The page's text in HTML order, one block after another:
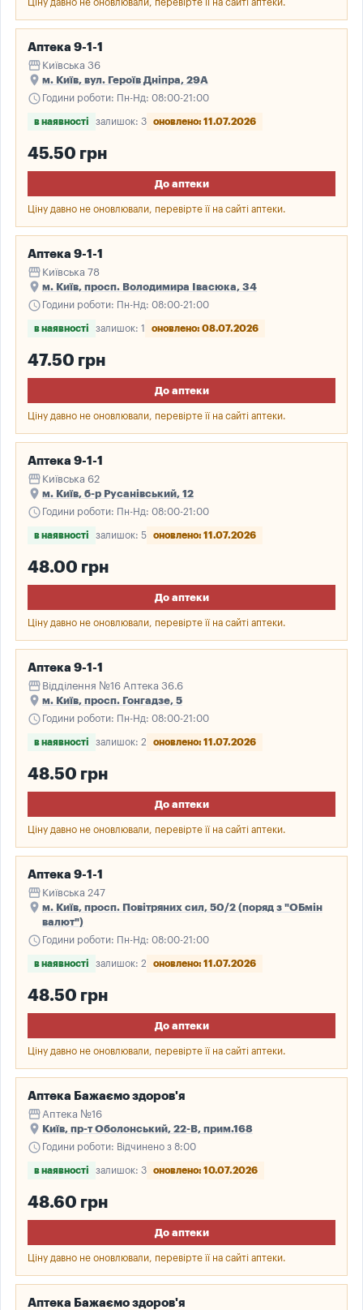
Ціну давно не оновлювали, перевірте її на сайті аптеки.
Аптека 9-1-1
storefront Київська 36
place м. Київ, вул. Героїв Дніпра, 29А
schedule Години роботи: Пн-Нд: 08:00-21:00
в наявності залишок: 3 оновлено: 11.07.2026
45.50 грн
До аптеки
Ціну давно не оновлювали, перевірте її на сайті аптеки.
Аптека 9-1-1
storefront Київська 78
place м. Київ, просп. Володимира Івасюка, 34
schedule Години роботи: Пн-Нд: 08:00-21:00
в наявності залишок: 1 оновлено: 08.07.2026
47.50 грн
До аптеки
Ціну давно не оновлювали, перевірте її на сайті аптеки.
Аптека 9-1-1
storefront Київська 62
place м. Київ, б-р Русанівський, 12
schedule Години роботи: Пн-Нд: 08:00-21:00
в наявності залишок: 5 оновлено: 11.07.2026
48.00 грн
До аптеки
Ціну давно не оновлювали, перевірте її на сайті аптеки.
Аптека 9-1-1
storefront Відділення №16 Аптека 36.6
place м. Київ, просп. Гонгадзе, 5
schedule Години роботи: Пн-Нд: 08:00-21:00
в наявності залишок: 2 оновлено: 11.07.2026
48.50 грн
До аптеки
Ціну давно не оновлювали, перевірте її на сайті аптеки.
Аптека 9-1-1
storefront Київська 247
place м. Київ, просп. Повітряних сил, 50/2 (поряд з "ОБмін
валют")
schedule Години роботи: Пн-Нд: 08:00-21:00
в наявності залишок: 2 оновлено: 11.07.2026
48.50 грн
До аптеки
Ціну давно не оновлювали, перевірте її на сайті аптеки.
Аптека Бажаємо здоров'я
storefront Аптека №16
place Київ, пр-т Оболонський, 22-В, прим.168
schedule Години роботи: Відчинено з 8:00
в наявності залишок: 3 оновлено: 10.07.2026
48.60 грн
До аптеки
Ціну давно не оновлювали, перевірте її на сайті аптеки.
Аптека Бажаємо здоров'я